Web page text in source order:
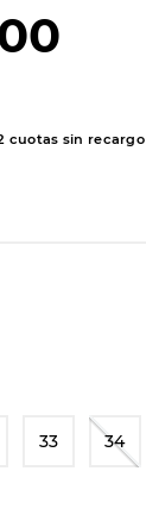
cuotas sin
33 34
10 .